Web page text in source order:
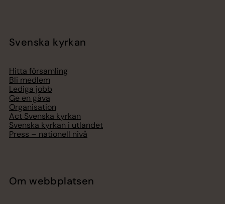
Svenska kyrkan
Hitta församling
Bli medlem
Lediga jobb
Ge en gåva
Organisation
Act Svenska kyrkan
Svenska kyrkan i utlandet
Press – nationell nivå
Om webbplatsen